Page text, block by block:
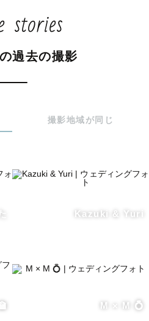
してます👀推しはローレン💸
ルニューボーン認定カメラマ
カデミー講師(~2023/09)
hakumei」主催
過去の撮影
撮影地域が同じ
Kazuki & Yuri
M × M 💍